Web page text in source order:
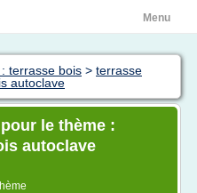
Menu
terrasse bois > terrasse
autoclave
le thème :
autoclave